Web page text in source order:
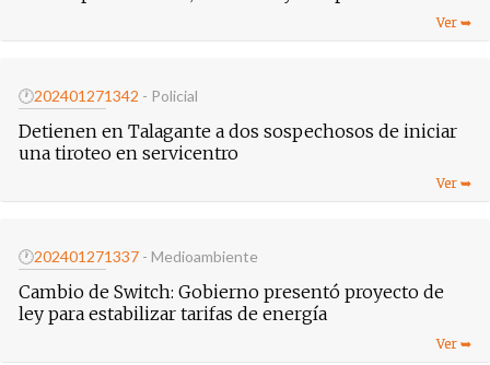
🕐202401271342 - Policial
Detienen en Talagante a dos sospechosos de iniciar
una tiroteo en servicentro
🕐202401271337 - Medioambiente
Cambio de Switch: Gobierno presentó proyecto de
ley para estabilizar tarifas de energía